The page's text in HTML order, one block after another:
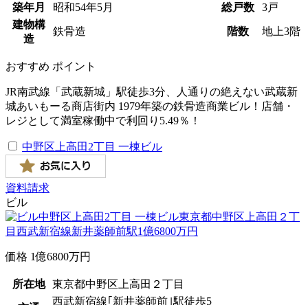
築年月 昭和54年5月 総戸数
3戸
建物構
造
鉄骨造 階数 地上3階
おすすめ ポイント
JR南武線「武蔵新城」駅徒歩3分、人通りの絶えない武蔵新
城あいもーる商店街内 1979年築の鉄骨造商業ビル！店舗・
レジとして満室稼働中で利回り5.49％！
中野区上高田2丁目 一棟ビル
資料請求
ビル
価格 1億6800万円
所在地 東京都中野区上高田２丁目
西武新宿線｢新井薬師前｣駅徒歩5